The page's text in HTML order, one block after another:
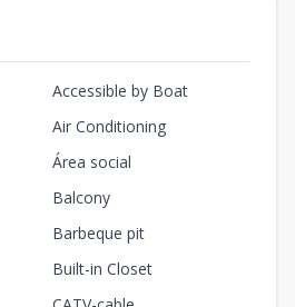
Accessible by Boat
Air Conditioning
Área social
Balcony
Barbeque pit
Built-in Closet